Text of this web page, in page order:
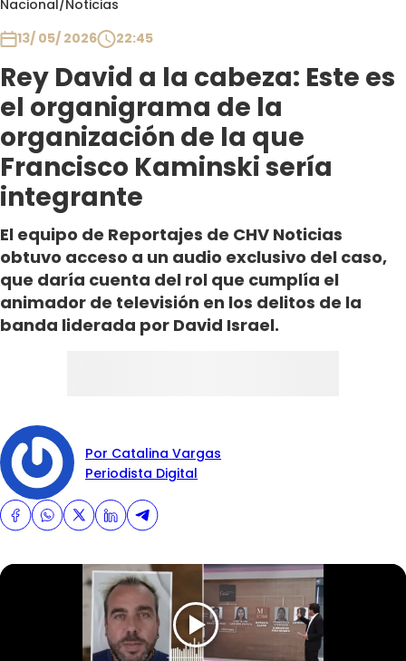
Nacional/Noticias
13/ 05/ 2026
22:45
Rey David a la cabeza: Este es
el organigrama de la
organización de la que
Francisco Kaminski sería
integrante
El equipo de Reportajes de CHV Noticias
obtuvo acceso a un audio exclusivo del caso,
que daría cuenta del rol que cumplía el
animador de televisión en los delitos de la
banda liderada por David Israel.
Por Catalina Vargas
Periodista Digital
Club De La Comedia
Contigo en Directo
Plan Perfecto
El Tiempo
Sabingo
Todos Los Programas